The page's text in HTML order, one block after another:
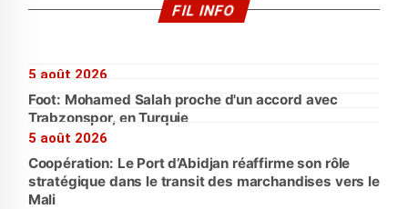
FIL INFO
5 août 2026
Foot: Mohamed Salah proche d'un accord avec
Trabzonspor, en Turquie
5 août 2026
Coopération: Le Port d’Abidjan réaffirme son rôle
stratégique dans le transit des marchandises vers le
Mali